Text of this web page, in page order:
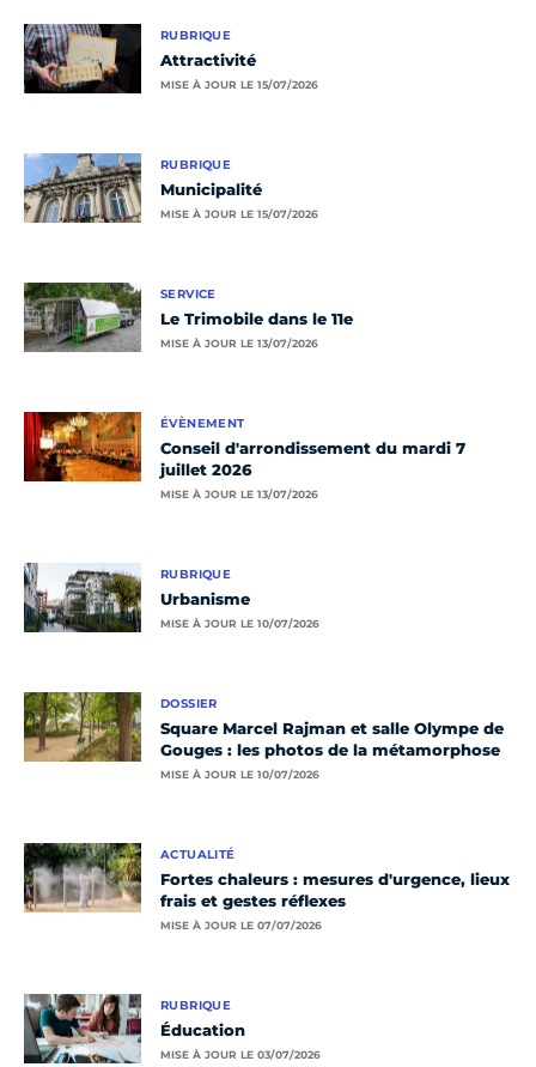
RUBRIQUE
Attractivité
MISE À JOUR LE 15/07/2026
RUBRIQUE
Municipalité
MISE À JOUR LE 15/07/2026
SERVICE
Le Trimobile dans le 11e
MISE À JOUR LE 13/07/2026
ÉVÈNEMENT
Conseil d'arrondissement du mardi 7
juillet 2026
MISE À JOUR LE 13/07/2026
RUBRIQUE
Urbanisme
MISE À JOUR LE 10/07/2026
DOSSIER
Square Marcel Rajman et salle Olympe de
Gouges : les photos de la métamorphose
MISE À JOUR LE 10/07/2026
ACTUALITÉ
Fortes chaleurs : mesures d'urgence, lieux
frais et gestes réflexes
MISE À JOUR LE 07/07/2026
RUBRIQUE
Éducation
MISE À JOUR LE 03/07/2026